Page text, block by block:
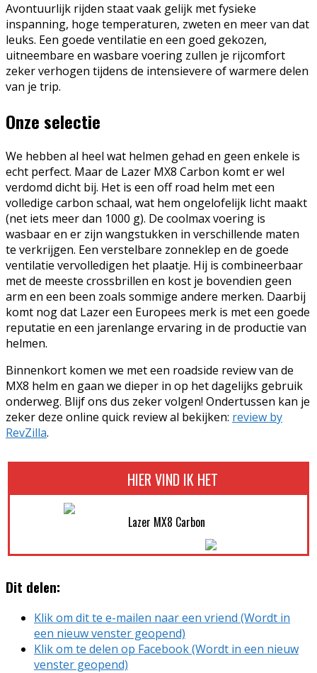
Avontuurlijk rijden staat vaak gelijk met fysieke
inspanning, hoge temperaturen, zweten en meer van dat
leuks. Een goede ventilatie en een goed gekozen,
uitneembare en wasbare voering zullen je rijcomfort
zeker verhogen tijdens de intensievere of warmere delen
van je trip.
Onze selectie
We hebben al heel wat helmen gehad en geen enkele is
echt perfect. Maar de Lazer MX8 Carbon komt er wel
verdomd dicht bij. Het is een off road helm met een
volledige carbon schaal, wat hem ongelofelijk licht maakt
(net iets meer dan 1000 g). De coolmax voering is
wasbaar en er zijn wangstukken in verschillende maten
te verkrijgen. Een verstelbare zonneklep en de goede
ventilatie vervolledigen het plaatje. Hij is combineerbaar
met de meeste crossbrillen en kost je bovendien geen
arm en een been zoals sommige andere merken. Daarbij
komt nog dat Lazer een Europees merk is met een goede
reputatie en een jarenlange ervaring in de productie van
helmen.
Binnenkort komen we met een roadside review van de
MX8 helm en gaan we dieper in op het dagelijks gebruik
onderweg. Blijf ons dus zeker volgen! Ondertussen kan je
zeker deze online quick review al bekijken: review by
RevZilla.
HIER VIND IK HET
Lazer MX8 Carbon
Dit delen:
Klik om dit te e-mailen naar een vriend (Wordt in
een nieuw venster geopend)
Klik om te delen op Facebook (Wordt in een nieuw
venster geopend)